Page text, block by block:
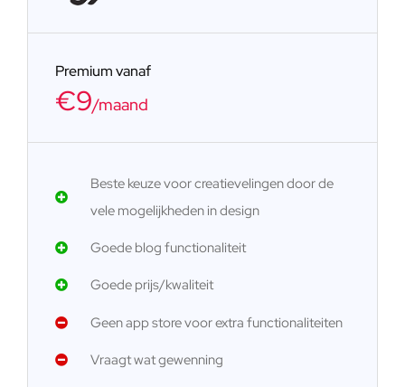
Premium vanaf
€9/maand
Beste keuze voor creatievelingen door de
vele mogelijkheden in design
Goede blog functionaliteit
Goede prijs/kwaliteit
Geen app store voor extra functionaliteiten
Vraagt wat gewenning